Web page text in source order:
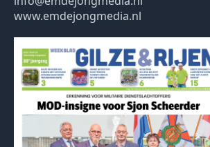
www.emdejongmedia.nl